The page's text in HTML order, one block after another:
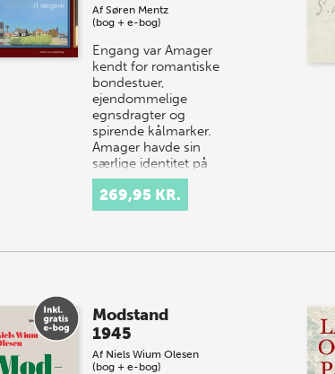
Af Søren Mentz
(bog + e-bog)
Engang var Amager
kendt for romantiske
bondestuer,
ejendommelige
egnsdragter og
spirende kålmarker.
Amager havde sin
særlige identitet på
samme måde s…
269,95 KR.
Modstand
1945
Af Niels Wium Olesen
(bog + e-bog)